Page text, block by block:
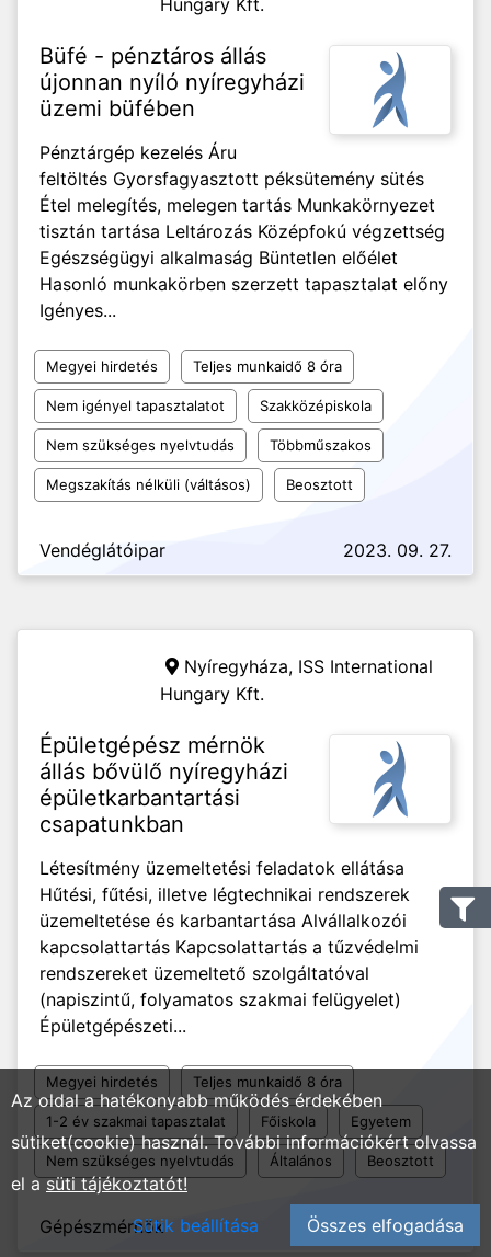
Hungary Kft.
Büfé - pénztáros állás
újonnan nyíló nyíregyházi
üzemi büfében
Pénztárgép kezelés Áru
feltöltés Gyorsfagyasztott péksütemény sütés
Étel melegítés, melegen tartás Munkakörnyezet
tisztán tartása Leltározás Középfokú végzettség
Egészségügyi alkalmaság Büntetlen előélet
Hasonló munkakörben szerzett tapasztalat előny
Igényes...
Megyei hirdetés Teljes munkaidő 8 óra
Nem igényel tapasztalatot Szakközépiskola
Nem szükséges nyelvtudás Többműszakos
Megszakítás nélküli (váltásos) Beosztott
Vendéglátóipar 2023. 09. 27.
Nyíregyháza, ISS International
Hungary Kft.
Épületgépész mérnök
állás bővülő nyíregyházi
épületkarbantartási
csapatunkban
Létesítmény üzemeltetési feladatok ellátása
Hűtési, fűtési, illetve légtechnikai rendszerek
üzemeltetése és karbantartása Alvállalkozói
kapcsolattartás Kapcsolattartás a tűzvédelmi
rendszereket üzemeltető szolgáltatóval
(napiszintű, folyamatos szakmai felügyelet)
Épületgépészeti...
Megyei hirdetés Teljes munkaidő 8 óra
1-2 év szakmai tapasztalat Főiskola Egyetem
Nem szükséges nyelvtudás Általános Beosztott
Gépészmérnök 2023. 09. 27.
Az oldal a hatékonyabb működés érdekében
sütiket(cookie) használ. További információkért olvassa
el asüti tájékoztatót!
Sütik beállítása
Összes elfogadása